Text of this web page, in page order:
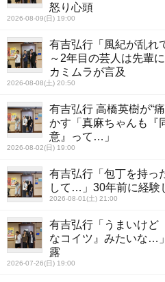
怒り心頭
2026-08-09(日) 19:00
有吉弘行「風紀が乱
～2年目の芸人は先輩
カミムラが言及
2026-08-08(土) 20:50
有吉弘行 高橋英樹が“
かす「真麻ちゃんも『
意』って…」
2026-08-02(日) 19:00
有吉弘行「包丁を持っ
して…」30年前に経験
2026-08-01(土) 21:00
有吉弘行「うまいけど
なコイツ』みたいな…
露
2026-07-26(日) 19:00